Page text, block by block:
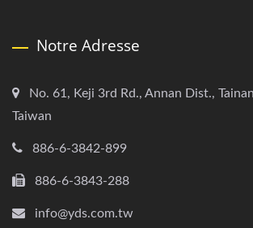
Notre Adresse
No. 61, Keji 3rd Rd., Annan Dist.,
Taiwan
886-6-3842-899
886-6-3843-288
info@yds.com.tw